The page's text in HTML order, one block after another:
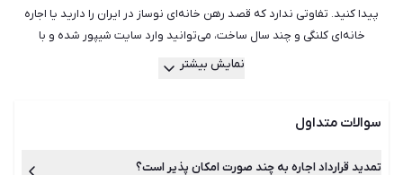
پیدا کنید. تفاوتی ندارد که قصد رهن خانه‌ای نوساز در ایران را دارید یا اجاره
خانه‌ای کلنگی و چند سال ساخت، می‌توانید وارد سایت شیپور شده و با
جست‌وجو میان هزاران آگهی فعال، مناسب‌ترین ملک را برای خود بیابید.
اجاره را به شما معرفی کنند. شیپور با سال‌ها تجربه در امور رهن و اجاره خانه و
همراهی مطمئن در کنار شما باشد.
نمایش بیشتر
سوالات متداول
تمدید قرارداد اجاره به چند صورت امکان پذیر است؟